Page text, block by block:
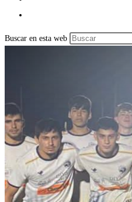
Buscar en esta web